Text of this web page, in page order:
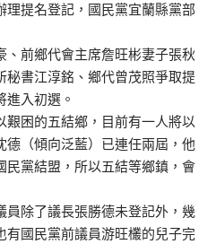
提名登記，國民黨宜蘭縣黨部
前鄉代會主席詹旺彬妻子張秋
書江淳銘、鄉代曾茂照爭取提
入初選。
艱困的五結鄉，目前有一人將以
德（傾向泛藍）已連任兩屆，他
民黨結盟，所以五結等鄉鎮，會
員除了議長張勝德未登記外，幾
有國民黨前議員游旺欉的兒子完